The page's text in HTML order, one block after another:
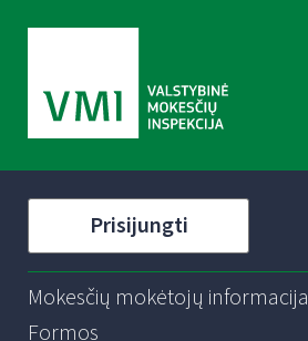
Prisijungti
Mokesčių mokėtojų informacija
Formos